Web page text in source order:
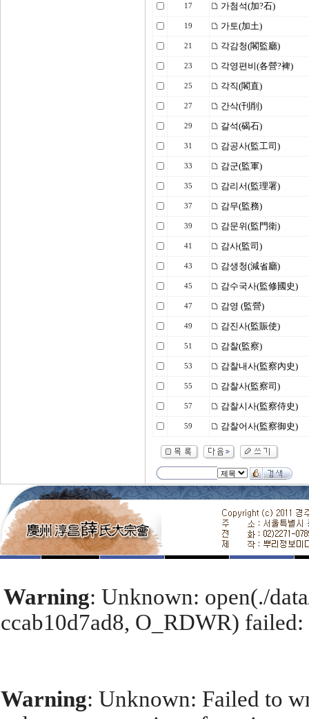
17 가첨석(加?石)
19 가토(加土)
21 각감청(閣監廳)
23 각영편비(各營?裨)
25 각직(閣直)
27 간삭(刊削)
29 갈석(碣石)
31 감공사(監工司)
33 감군(監軍)
35 감리서(監理署)
37 감무(監務)
39 감문위(監門衛)
41 감사(監司)
43 감생청(減省廳)
45 감수국사(監修國史)
47 감영 (監營)
49 감진사(監賑使)
51 감찰(監察)
53 감찰내사(監察內史)
55 감찰사(監察司)
57 감찰시사(監察侍史)
59 감찰어사(監察御史)
Warning: Unknown: open(./
ccab10d7ad8, O_RDWR)
Warning: Unknown: Failed to